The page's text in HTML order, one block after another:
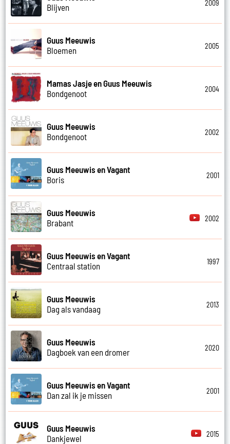
Blijven
2009
Guus Meeuwis
Bloemen
2005
Mamas Jasje en Guus Meeuwis
Bondgenoot
2004
Guus Meeuwis
Bondgenoot
2002
Guus Meeuwis en Vagant
Boris
2001
Guus Meeuwis
Brabant
2002
Guus Meeuwis en Vagant
Centraal station
1997
Guus Meeuwis
Dag als vandaag
2013
Guus Meeuwis
Dagboek van een dromer
2020
Guus Meeuwis en Vagant
Dan zal ik je missen
2001
Guus Meeuwis
Dankjewel
2015